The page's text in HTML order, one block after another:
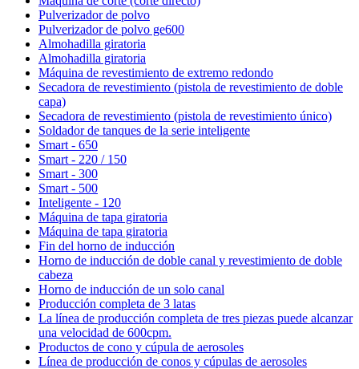
Pulverizador de polvo
Pulverizador de polvo ge600
Almohadilla giratoria
Almohadilla giratoria
Máquina de revestimiento de extremo redondo
Secadora de revestimiento (pistola de revestimiento de doble
capa)
Secadora de revestimiento (pistola de revestimiento único)
Soldador de tanques de la serie inteligente
Smart - 650
Smart - 220 / 150
Smart - 300
Smart - 500
Inteligente - 120
Máquina de tapa giratoria
Máquina de tapa giratoria
Fin del horno de inducción
Horno de inducción de doble canal y revestimiento de doble
cabeza
Horno de inducción de un solo canal
Producción completa de 3 latas
La línea de producción completa de tres piezas puede alcanzar
una velocidad de 600cpm.
Productos de cono y cúpula de aerosoles
Línea de producción de conos y cúpulas de aerosoles